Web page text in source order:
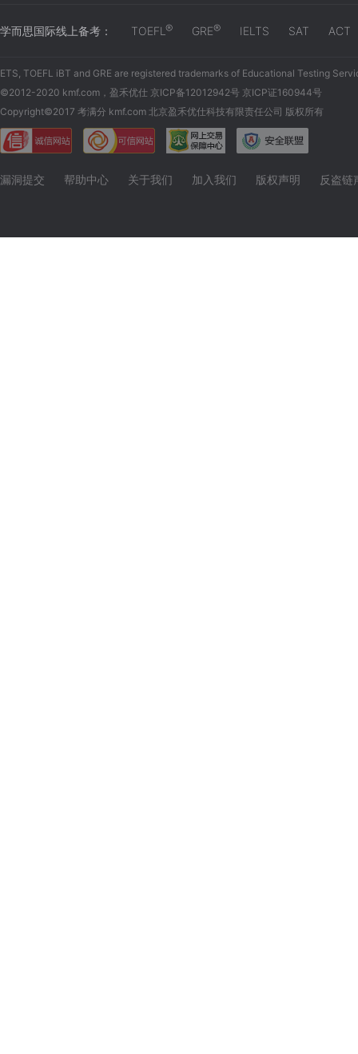
学而思国际线上备考： TOEFL ® GRE® IELTS SAT ACT
ETS, TOEFL iBT and GRE are registered trademarks of Educational Testing
©2012-2020 kmf.com，盈禾优仕 京ICP备12012942号 京ICP证160944号
Copyright©2017 考满分 kmf.com 北京盈禾优仕科技有限责任公司 版权所有
漏洞提交 帮助中心 关于我们 加入我们 版权声明 反盗链